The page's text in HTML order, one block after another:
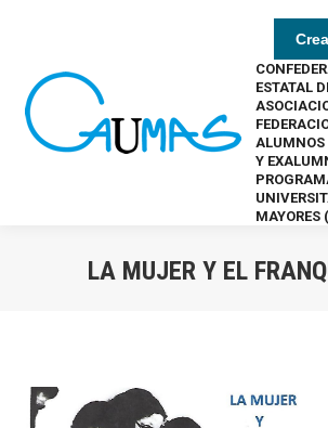
ESTATAL
ALUMNOS
Y
MAYORES
LA MUJER Y EL